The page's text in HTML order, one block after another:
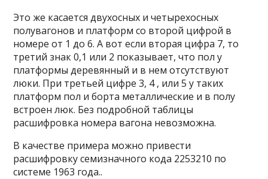
Это же касается двухосных и четырехосных
полувагонов и платформ со второй цифрой в
номере от 1 до 6. А вот если вторая цифра 7, то
третий знак 0,1 или 2 показывает, что пол у
платформы деревянный и в нем отсутствуют
люки. При третьей цифре 3, 4 , или 5 у таких
платформ пол и борта металлические и в полу
встроен люк. Без подробной таблицы
расшифровка номера вагона невозможна.
В качестве примера можно привести
расшифровку семизначного кода 2253210 по
системе 1963 года..